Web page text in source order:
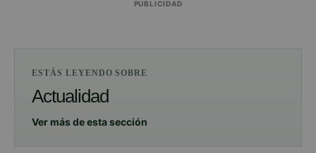
PUBLICIDAD
ESTÁS LEYENDO SOBRE
Actualidad
Ver más de esta sección